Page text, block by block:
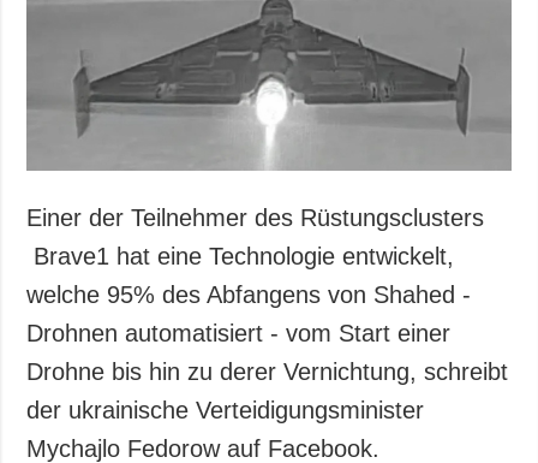
Einer der Teilnehmer des Rüstungsclusters
Brave1 hat eine Technologie entwickelt,
welche 95% des Abfangens von Shahed -
Drohnen automatisiert - vom Start einer
Drohne bis hin zu derer Vernichtung, schreibt
der ukrainische Verteidigungsminister
Mychajlo Fedorow auf Facebook.